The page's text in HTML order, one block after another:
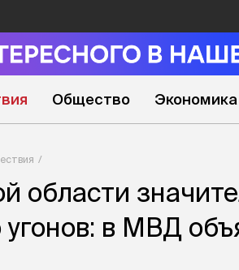
Общество Экономика
области
угонов: в МВД